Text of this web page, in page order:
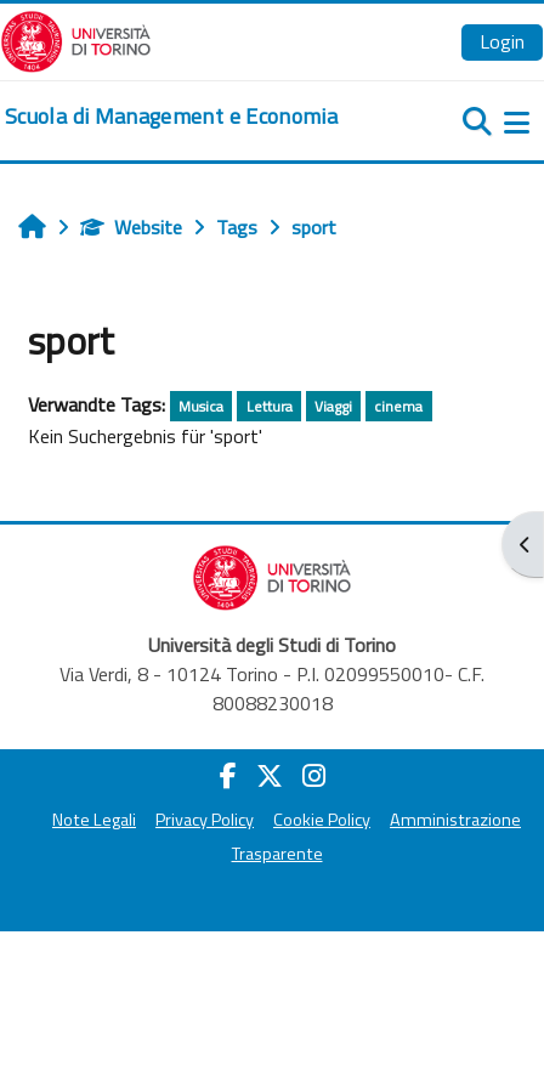
Zum Hauptinhalt
Login
Scuola di Management e Economia
Startseite
Website Tags sport
sport
Verwandte Tags: Musica Lettura Viaggi cinema
Kein Suchergebnis für 'sport'
Università degli Studi di Torino
Via Verdi, 8 - 10124 Torino - P.I. 02099550010- C.F.
80088230018
Note Legali Privacy Policy Cookie Policy
Amministrazione
Trasparente